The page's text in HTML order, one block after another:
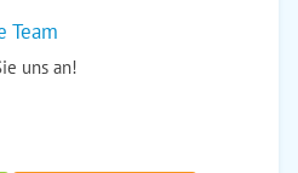
Team
uns an!